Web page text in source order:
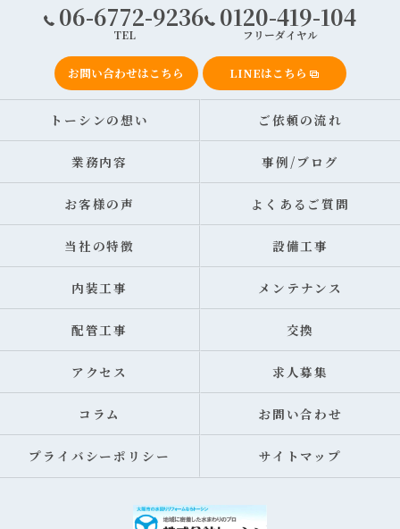
06-6772-9236
TEL
0120-419-104
フリーダイヤル
お問い合わせはこちら LINEはこちら
トーシンの想い ご依頼の流れ
業務内容 事例/ブログ
お客様の声 よくあるご質問
当社の特徴 設備工事
内装工事 メンテナンス
配管工事 交換
アクセス 求人募集
コラム お問い合わせ
プライバシーポリシー サイトマップ